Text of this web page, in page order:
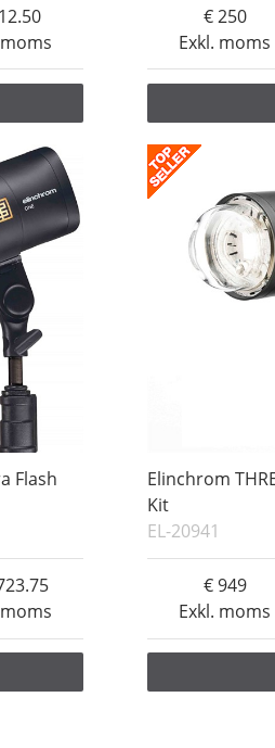
Exkl. moms
250
Flash
Elinchrom
Kit
EL-20941
Exkl. moms
949